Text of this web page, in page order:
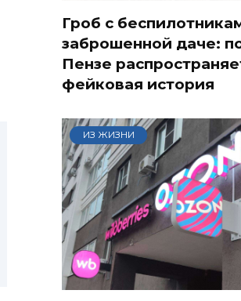
Гроб с
заброшенной даче:
Пензе
фейковая история
ИЗ ЖИЗНИ